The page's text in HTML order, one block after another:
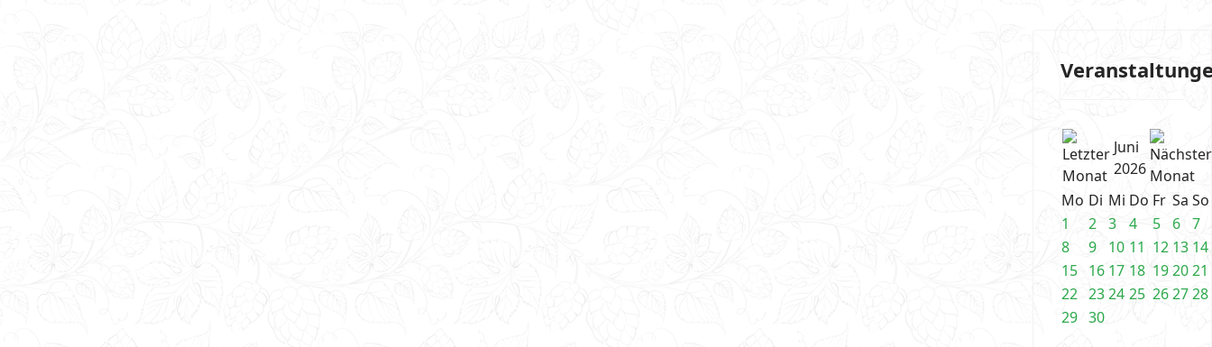
Juni
2026
Mo Di Mi Do Fr Sa So
1
2 3 4 5 6 7
8
9 10 11 12 13 14
15 16 17 18 192021
22 2324 25 262728
29 30